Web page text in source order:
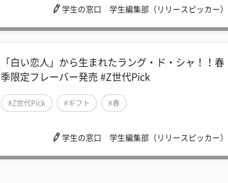
学生の窓口 学生編集部（リリースピッカー）
「白い恋人」から生まれたラング・ド・シャ！！春
季限定フレーバー発売 #Z世代Pick
#Z世代Pick #ギフト #春
学生の窓口 学生編集部（リリースピッカー）